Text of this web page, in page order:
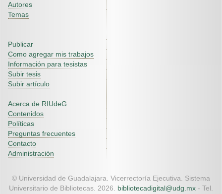
Autores
Temas
Publicar
Como agregar mis trabajos
Información para tesistas
Subir tesis
Subir artículo
Acerca de RIUdeG
Contenidos
Políticas
Preguntas frecuentes
Contacto
Administración
© Universidad de Guadalajara. Vicerrectoría Ejecutiva. Sistema
Universitario de Bibliotecas. 2026. bibliotecadigital@udg.mx - Tel.